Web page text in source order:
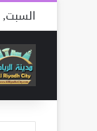
السبت,